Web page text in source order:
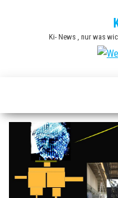
Ki- News , nur was